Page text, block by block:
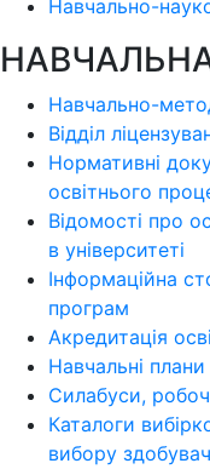
Навчально-
Навчально-
Відділ
Нормативні
освітнього
Відомості про
в університеті
Інформаційна
програм
Акредитація
Навчальні плани
Силабуси,
Каталоги
вибору